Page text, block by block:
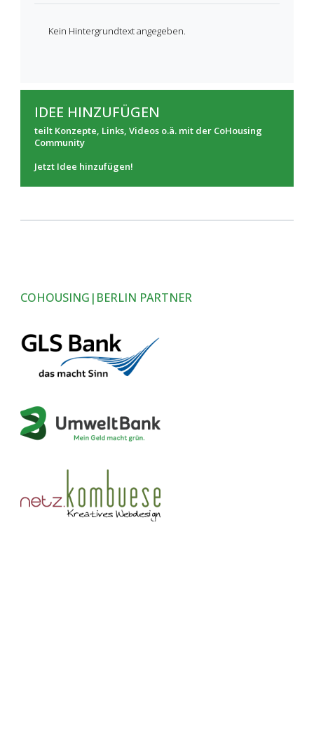
Kein Hintergrundtext angegeben.
IDEE HINZUFÜGEN
teilt Konzepte, Links, Videos o.ä. mit der CoHousing
Community
Jetzt Idee hinzufügen!
COHOUSING|BERLIN PARTNER